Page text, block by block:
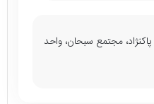
پاکنژاد، مجتمع سبحان، واحد